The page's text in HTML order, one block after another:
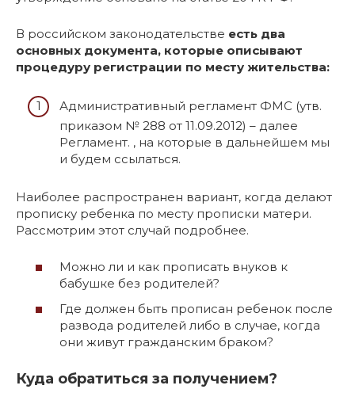
В российском законодательстве есть два
основных документа, которые описывают
процедуру регистрации по месту жительства:
Административный регламент ФМС (утв.
приказом № 288 от 11.09.2012) – далее
Регламент. , на которые в дальнейшем мы
и будем ссылаться.
Наиболее распространен вариант, когда делают
прописку ребенка по месту прописки матери.
Рассмотрим этот случай подробнее.
Можно ли и как прописать внуков к
бабушке без родителей?
Где должен быть прописан ребенок после
развода родителей либо в случае, когда
они живут гражданским браком?
Куда обратиться за получением?